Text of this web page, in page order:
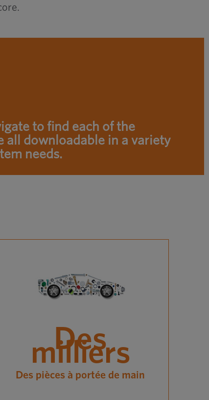
to find each of the
all downloadable in a variety
needs.
Des
milliers
Des pièces à portée de main